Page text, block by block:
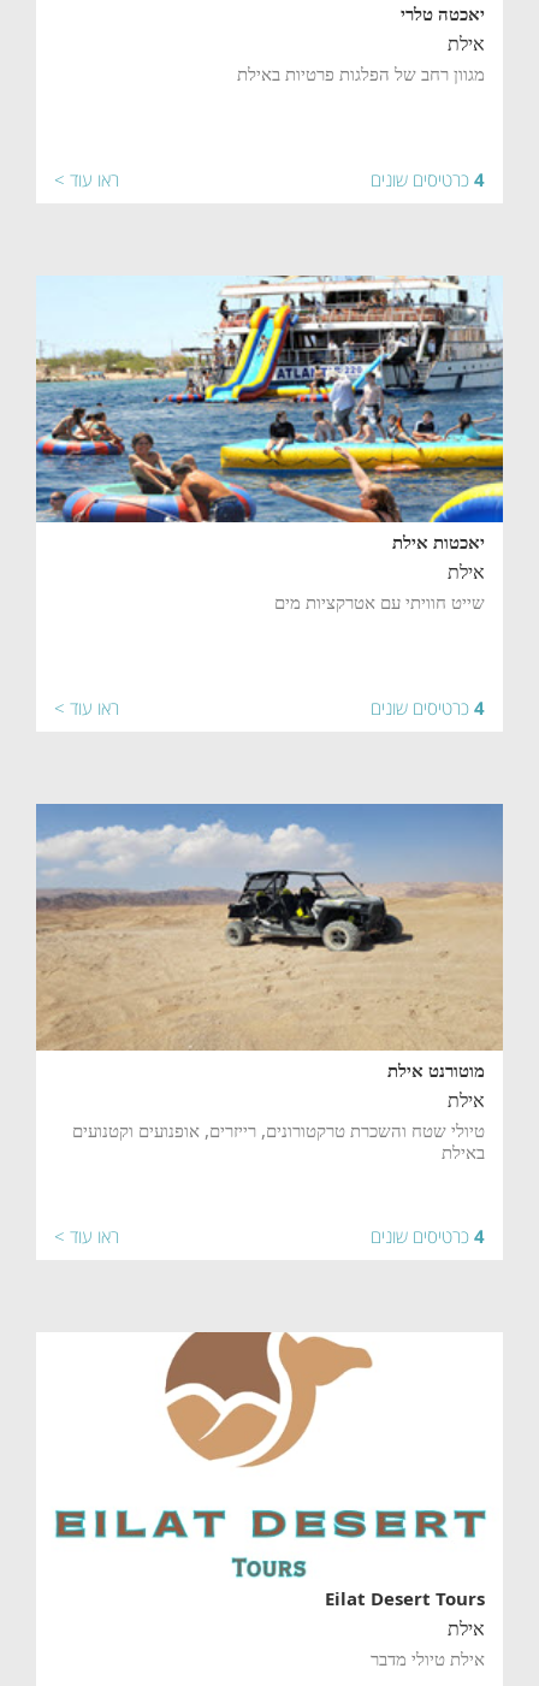
יאכטה טלרי
אילת
מגוון רחב של הפלגות פרטיות באילת
4 כרטיסים שונים ראו עוד >
יאכטות אילת
אילת
שייט חוויתי עם אטרקציות מים
4 כרטיסים שונים ראו עוד >
מוטורנט אילת
אילת
טיולי שטח והשכרת טרקטורונים, רייזרים, אופנועים וקטנועים
באילת
4 כרטיסים שונים ראו עוד >
Eilat Desert Tours
אילת
אילת טיולי מדבר